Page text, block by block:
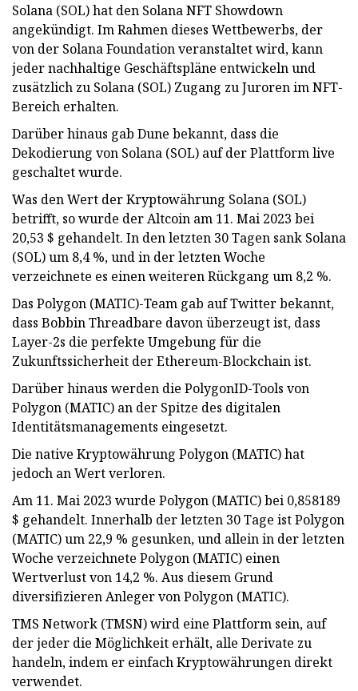
Solana (SOL) hat den Solana NFT Showdown
angekündigt. Im Rahmen dieses Wettbewerbs, der
von der Solana Foundation veranstaltet wird, kann
jeder nachhaltige Geschäftspläne entwickeln und
zusätzlich zu Solana (SOL) Zugang zu Juroren im NFT-
Bereich erhalten.
Darüber hinaus gab Dune bekannt, dass die
Dekodierung von Solana (SOL) auf der Plattform live
geschaltet wurde.
Was den Wert der Kryptowährung Solana (SOL)
betrifft, so wurde der Altcoin am 11. Mai 2023 bei
20,53 $ gehandelt. In den letzten 30 Tagen sank Solana
(SOL) um 8,4 %, und in der letzten Woche
verzeichnete es einen weiteren Rückgang um 8,2 %.
Das Polygon (MATIC)-Team gab auf Twitter bekannt,
dass Bobbin Threadbare davon überzeugt ist, dass
Layer-2s die perfekte Umgebung für die
Zukunftssicherheit der Ethereum-Blockchain ist.
Darüber hinaus werden die PolygonID-Tools von
Polygon (MATIC) an der Spitze des digitalen
Identitätsmanagements eingesetzt.
Die native Kryptowährung Polygon (MATIC) hat
jedoch an Wert verloren.
Am 11. Mai 2023 wurde Polygon (MATIC) bei 0,858189
$ gehandelt. Innerhalb der letzten 30 Tage ist Polygon
(MATIC) um 22,9 % gesunken, und allein in der letzten
Woche verzeichnete Polygon (MATIC) einen
Wertverlust von 14,2 %. Aus diesem Grund
diversifizieren Anleger von Polygon (MATIC).
TMS Network (TMSN) wird eine Plattform sein, auf
der jeder die Möglichkeit erhält, alle Derivate zu
handeln, indem er einfach Kryptowährungen direkt
verwendet.